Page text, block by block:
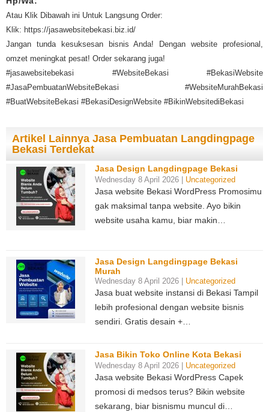
Atau Klik Dibawah ini Untuk Langsung Order:
Klik: https://jasawebsitebekasi.biz.id/
Jangan tunda kesuksesan bisnis Anda! Dengan website profesional,
omzet meningkat pesat! Order sekarang juga!
#jasawebsitebekasi #WebsiteBekasi #BekasiWebsite
#JasaPembuatanWebsiteBekasi #WebsiteMurahBekasi
#BuatWebsiteBekasi #BekasiDesignWebsite #BikinWebsitediBekasi
Artikel Lainnya Jasa Pembuatan Langdingpage
Bekasi Terdekat
Jasa Design Langdingpage Bekasi
Wednesday 8 April 2026 | Uncategorized
Jasa website Bekasi WordPress Promosimu
gak maksimal tanpa website. Ayo bikin
website usaha kamu, biar makin…
Jasa Design Langdingpage Bekasi
Murah
Wednesday 8 April 2026 | Uncategorized
Jasa buat website instansi di Bekasi Tampil
lebih profesional dengan website bisnis
sendiri. Gratis desain +…
Jasa Bikin Toko Online Kota Bekasi
Wednesday 8 April 2026 | Uncategorized
Jasa website Bekasi WordPress Capek
promosi di medsos terus? Bikin website
sekarang, biar bisnismu muncul di…